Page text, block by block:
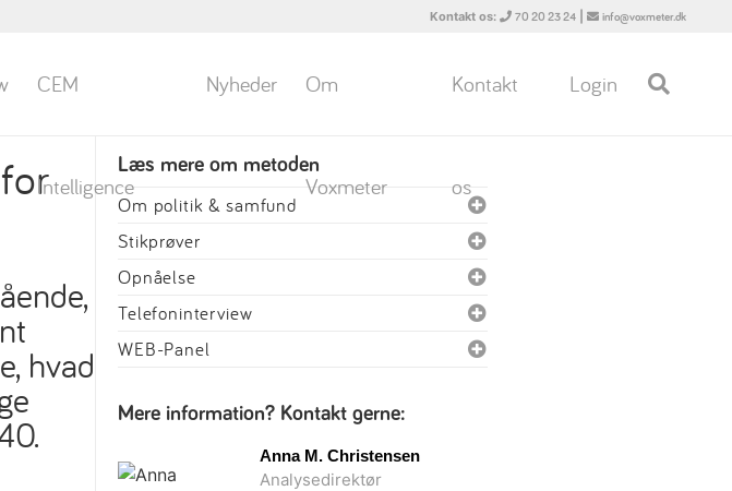
Kontakt os: 70 20 23 24 | info@voxmeter.dk
CEM
Intelligence
Nyheder Om
Voxmeter
Kontakt
os
Login
hvad
Læs mere om metoden
Om politik & samfund
Stikprøver
Opnåelse
Telefoninterview
WEB-Panel
Mere information? Kontakt gerne:
Anna M. Christensen
Analysedirektør